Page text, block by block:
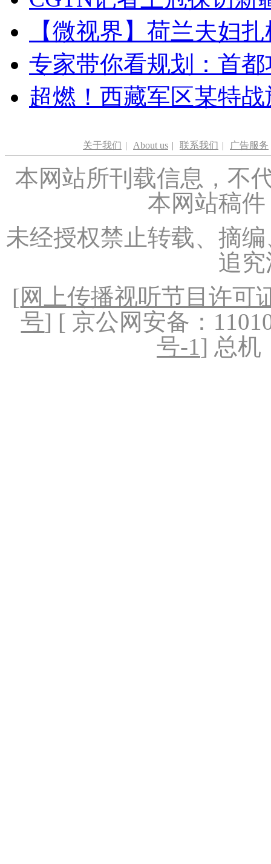
【微视界】荷兰夫妇
专家带你看规划：首
超燃！西藏军区某特
关于我们 | About us | 联系我们 | 广告服务
本网站所刊载信息，不
本网站稿
未经授权禁止转载、摘
追
[网上传播视听节目许可
号] [ 京公网安备：
号-1] 总机